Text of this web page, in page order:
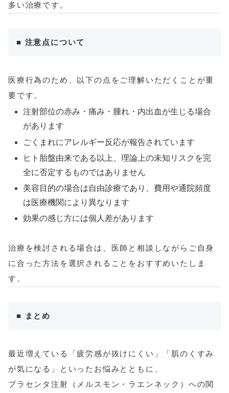
多い治療です。
■ 注意点について
医療行為のため、以下の点をご理解いただくことが重
要です。
注射部位の赤み・痛み・腫れ・内出血が生じる場合
があります
ごくまれにアレルギー反応が報告されています
ヒト胎盤由来である以上、理論上の未知リスクを完
全に否定するものではありません
美容目的の場合は自由診療であり、費用や通院頻度
は医療機関により異なります
効果の感じ方には個人差があります
治療を検討される場合は、医師と相談しながらご自身
に合った方法を選択されることをおすすめいたしま
す。
■ まとめ
最近増えている「疲労感が抜けにくい」「肌のくすみ
が気になる」といったお悩みとともに、
プラセンタ注射（メルスモン・ラエンネック）への関